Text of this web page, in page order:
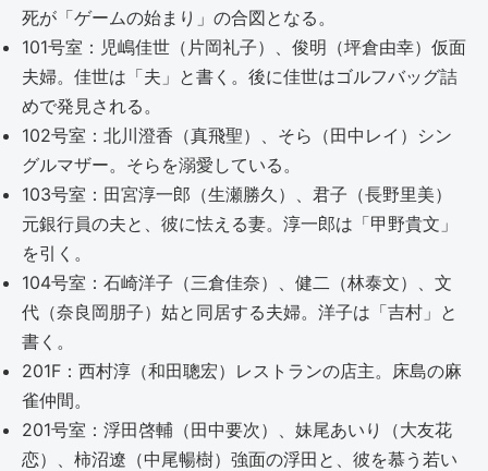
死が「ゲームの始まり」の合図となる。
101号室：児嶋佳世（片岡礼子）、俊明（坪倉由幸）仮面
夫婦。佳世は「夫」と書く。後に佳世はゴルフバッグ詰
めで発見される。
102号室：北川澄香（真飛聖）、そら（田中レイ）シン
グルマザー。そらを溺愛している。
103号室：田宮淳一郎（生瀬勝久）、君子（長野里美）
元銀行員の夫と、彼に怯える妻。淳一郎は「甲野貴文」
を引く。
104号室：石崎洋子（三倉佳奈）、健二（林泰文）、文
代（奈良岡朋子）姑と同居する夫婦。洋子は「吉村」と
書く。
201F：西村淳（和田聰宏）レストランの店主。床島の麻
雀仲間。
201号室：浮田啓輔（田中要次）、妹尾あいり（大友花
恋）、柿沼遼（中尾暢樹）強面の浮田と、彼を慕う若い